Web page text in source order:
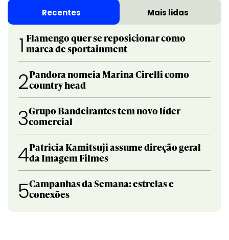
Recentes Mais lidas
1 Flamengo quer se reposicionar como
marca de sportainment
2Pandora nomeia Marina Cirelli como
country head
3Grupo Bandeirantes tem novo líder
comercial
4Patricia Kamitsuji assume direção geral
da Imagem Filmes
5Campanhas da Semana: estrelas e
conexões